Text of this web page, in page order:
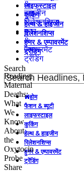
&
हाइजीन
रिलेशनशिप्स
हुनर
&
एम्पावरमेंट
ट्रेंडिंग
Reading:
Maternal
Deaths:
What
We
Know
About
the
Oxytocin
Probe
Share
लाइफस्टाइल
कुकिंग
हेल्थ & हाइजीन
रिलेशनशिप्स
हुनर & एम्पावरमेंट
ट्रेंडिंग
Search
होम
फैशन & ब्यूटी
लाइफस्टाइल
कुकिंग
हेल्थ & हाइजीन
रिलेशनशिप्स
हुनर & एम्पावरमेंट
ट्रेंडिंग